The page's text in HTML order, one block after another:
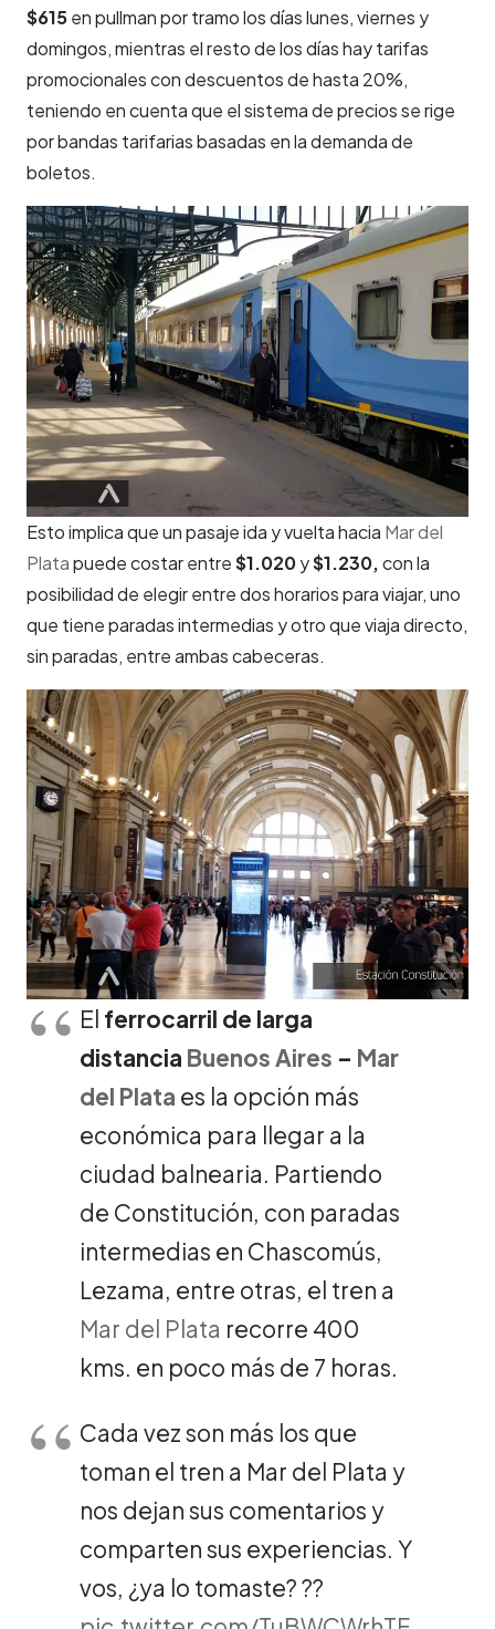
$615en pullman por tramo los días lunes, viernes y
domingos, mientras el resto de los días hay tarifas
promocionales con descuentos de hasta 20%,
teniendo en cuenta que el sistema de precios se rige
por bandas tarifarias basadas en la demanda de
boletos.
Esto implica que un pasaje ida y vuelta hacia Mar del
Platapuede costar entre$1.020y$1.230,con la
posibilidad de elegir entre dos horarios para viajar, uno
que tiene paradas intermedias y otro que viaja directo,
sin paradas, entre ambas cabeceras.
El ferrocarril de larga
distancia Buenos Aires – Mar
del Plata es la opción más
económica para llegar a la
ciudad balnearia. Partiendo
de Constitución, con paradas
intermedias en Chascomús,
Lezama, entre otras, el tren a
Mar del Plata recorre 400
kms. en poco más de 7 horas.
Cada vez son más los que
toman el tren a Mar del Plata y
nos dejan sus comentarios y
comparten sus experiencias. Y
vos, ¿ya lo tomaste? ??